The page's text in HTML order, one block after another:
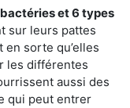
et 6 types
sur leurs pattes
sorte qu’elles
les différentes
aussi des
qui peut entrer